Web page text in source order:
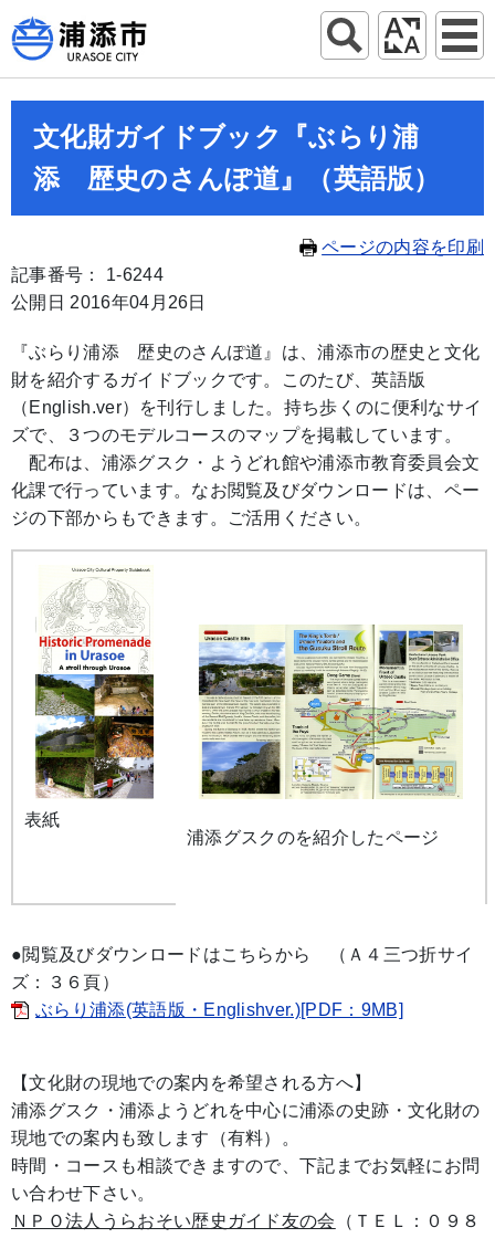
文化財ガイドブック『ぶらり浦
添 歴史のさんぽ道』（英語版）
ページの内容を印刷
記事番号： 1-6244
公開日 2016年04月26日
『ぶらり浦添 歴史のさんぽ道』は、浦添市の歴史と文化
財を紹介するガイドブックです。このたび、英語版
（English.ver）を刊行しました。持ち歩くのに便利なサイ
ズで、３つのモデルコースのマップを掲載しています。
配布は、浦添グスク・ようどれ館や浦添市教育委員会文
化課で行っています。なお閲覧及びダウンロードは、ペー
ジの下部からもできます。ご活用ください。
表紙
浦添グスクのを紹介したページ
●閲覧及びダウンロードはこちらから （Ａ４三つ折サイ
ズ：３６頁）
ぶらり浦添(英語版・Englishver.)[PDF：9MB]
【文化財の現地での案内を希望される方へ】
浦添グスク・浦添ようどれを中心に浦添の史跡・文化財の
現地での案内も致します（有料）。
時間・コースも相談できますので、下記までお気軽にお問
い合わせ下さい。
ＮＰＯ法人うらおそい歴史ガイド友の会
（ＴＥＬ：０９８